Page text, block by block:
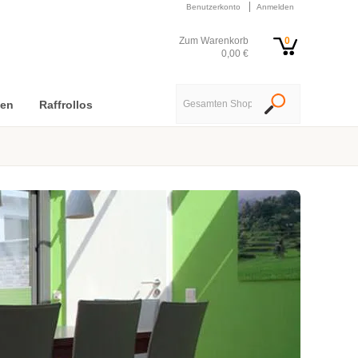
Benutzerkonto Anmelden
Zum Warenkorb
0,00 €
0
Raffrollos